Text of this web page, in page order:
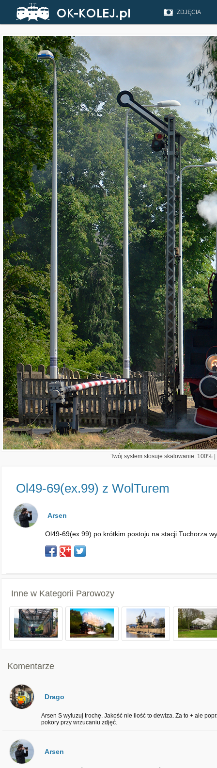
ZDJĘCIA
Twój system stosuje skalowanie: 100%
Ol49-69(ex.99) z WolTurem
Arsen
Ol49-69(ex.99) po krótkim postoju na stacji Tuchorza
Inne w Kategorii Parowozy
Komentarze
Drago
Arsen S wyluzuj trochę. Jakość nie ilość to dewiza. Za to + ale
pokory przy wrzucaniu zdjęć.
Arsen